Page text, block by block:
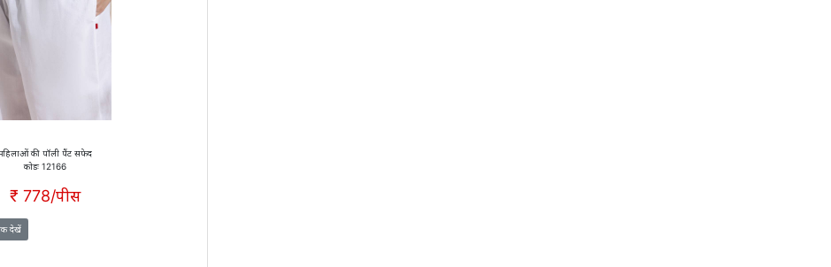
की पॉली पैंट सफेद
कोडः 12166
₹ 778/पीस
देखें